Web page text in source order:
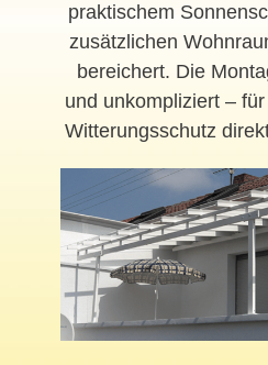
praktischem
zusätzlichen
bereichert. Die
und unkompliziert –
Witterungsschutz